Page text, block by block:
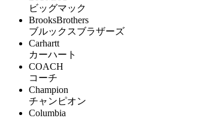
ビッグマック
BrooksBrothers
ブルックスブラザーズ
Carhartt
カーハート
COACH
コーチ
Champion
チャンピオン
Columbia